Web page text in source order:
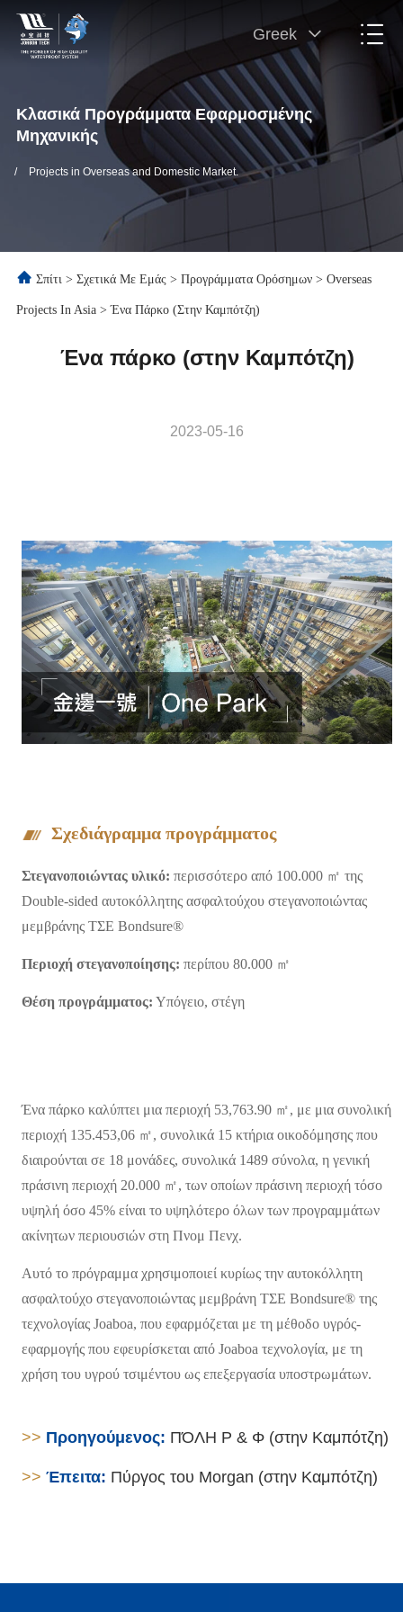
Greek
Κλασικά Προγράμματα Εφαρμοσμένης
Μηχανικής
/ Projects in Overseas and Domestic Market.
Σπίτι > Σχετικά Με Εμάς > Προγράμματα Ορόσημων > Overseas
Projects In Asia > Ένα Πάρκο (στην Καμπότζη)
Ένα πάρκο (στην Καμπότζη)
2023-05-16
Σχεδιάγραμμα προγράμματος
Στεγανοποιώντας υλικό: περισσότερο από 100.000 ㎡ της
Double-sided αυτοκόλλητης ασφαλτούχου στεγανοποιώντας
μεμβράνης ΤΣΕ Bondsure®
Περιοχή στεγανοποίησης: περίπου 80.000 ㎡
Θέση προγράμματος: Υπόγειο, στέγη
Ένα πάρκο καλύπτει μια περιοχή 53,763.90 ㎡, με μια συνολική
περιοχή 135.453,06 ㎡, συνολικά 15 κτήρια οικοδόμησης που
διαιρούνται σε 18 μονάδες, συνολικά 1489 σύνολα, η γενική
πράσινη περιοχή 20.000 ㎡, των οποίων πράσινη περιοχή τόσο
υψηλή όσο 45% είναι το υψηλότερο όλων των προγραμμάτων
ακίνητων περιουσιών στη Πνομ Πενχ.
Αυτό το πρόγραμμα χρησιμοποιεί κυρίως την αυτοκόλλητη
ασφαλτούχο στεγανοποιώντας μεμβράνη ΤΣΕ Bondsure® της
τεχνολογίας Joaboa, που εφαρμόζεται με τη μέθοδο υγρός-
εφαρμογής που εφευρίσκεται από Joaboa τεχνολογία, με τη
χρήση του υγρού τσιμέντου ως επεξεργασία υποστρωμάτων.
>> Προηγούμενος: ΠΌΛΗ Ρ & Φ (στην Καμπότζη)
>> Έπειτα: Πύργος του Morgan (στην Καμπότζη)